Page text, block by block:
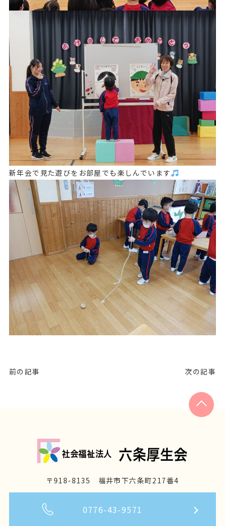
新年会で見た遊びをお部屋でも楽しんでいます
前の記事 次の記事
〒918-8135 福井市下六条町217番4
0776-43-9571